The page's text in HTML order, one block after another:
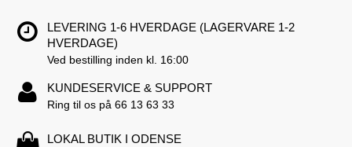
LEVERING 1-6 HVERDAGE (LAGERVARE 1-2
HVERDAGE)
Ved bestilling inden kl. 16:00
KUNDESERVICE & SUPPORT
Ring til os på 66 13 63 33
LOKAL BUTIK I ODENSE